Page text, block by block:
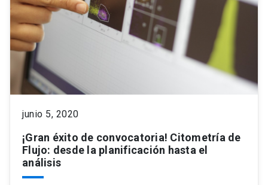
junio 5, 2020
¡Gran éxito de convocatoria! Citometría de
Flujo: desde la planificación hasta el
análisis